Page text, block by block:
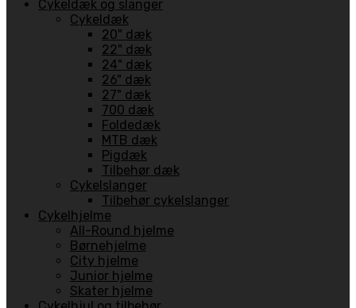
Cykeldæk og slanger
Cykeldæk
20" dæk
22" dæk
24" dæk
26" dæk
27" dæk
700 dæk
Foldedæk
MTB dæk
Pigdæk
Tilbehør dæk
Cykelslanger
Tilbehør cykelslanger
Cykelhjelme
All-Round hjelme
Børnehjelme
City hjelme
Junior hjelme
Skater hjelme